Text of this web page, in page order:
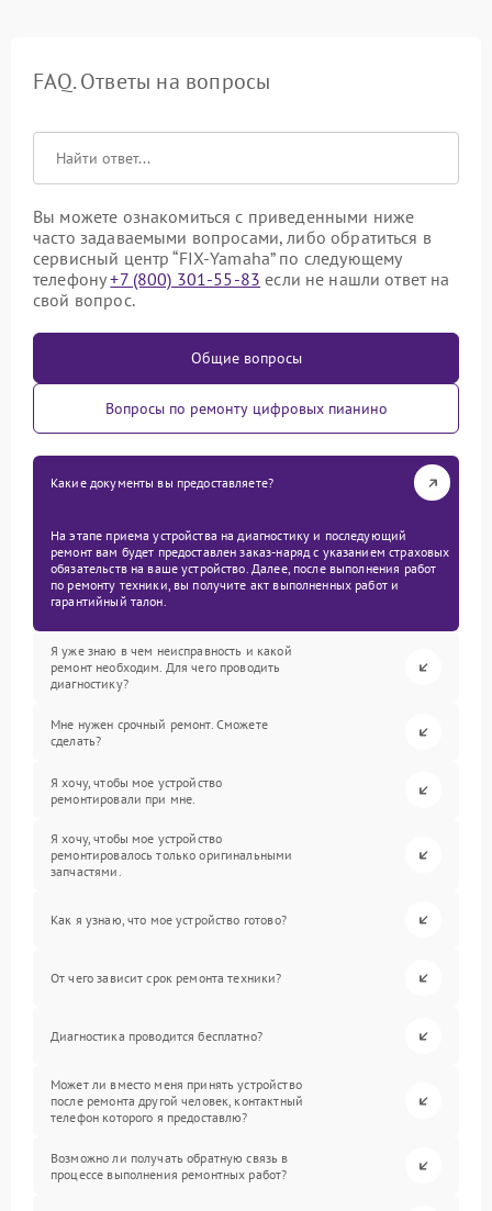
FAQ. Ответы на вопросы
Вы можете ознакомиться с приведенными ниже
часто задаваемыми вопросами, либо обратиться в
сервисный центр “FIX-Yamaha” по следующему
телефону+7 (800) 301-55-83 если не нашли ответ на
свой вопрос.
Общие вопросы
Вопросы по ремонту цифровых пианино
Какие документы вы предоставляете?
На этапе приема устройства на диагностику и последующий
ремонт вам будет предоставлен заказ-наряд с указанием страховых
обязательств на ваше устройство. Далее, после выполнения работ
по ремонту техники, вы получите акт выполненных работ и
гарантийный талон.
Я уже знаю в чем неисправность и какой
ремонт необходим. Для чего проводить
диагностику?
Мне нужен срочный ремонт. Сможете
сделать?
Я хочу, чтобы мое устройство
ремонтировали при мне.
Я хочу, чтобы мое устройство
ремонтировалось только оригинальными
запчастями.
Как я узнаю, что мое устройство готово?
От чего зависит срок ремонта техники?
Диагностика проводится бесплатно?
Может ли вместо меня принять устройство
после ремонта другой человек, контактный
телефон которого я предоставлю?
Возможно ли получать обратную связь в
процессе выполнения ремонтных работ?